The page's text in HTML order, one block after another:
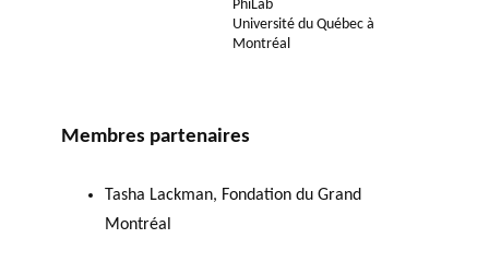
PhiLab
Université du Québec à
Montréal
Membres partenaires
Tasha Lackman, Fondation du Grand
Montréal